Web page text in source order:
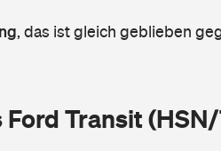
, das ist gleich geblieben
Transit